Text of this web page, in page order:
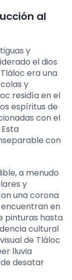
al
y
el dios
era una
y
residía en el
espíritus de
con el
con
a menudo
y
una corona
en
pinturas hasta
cultural
de Tláloc
lluvia
desatar